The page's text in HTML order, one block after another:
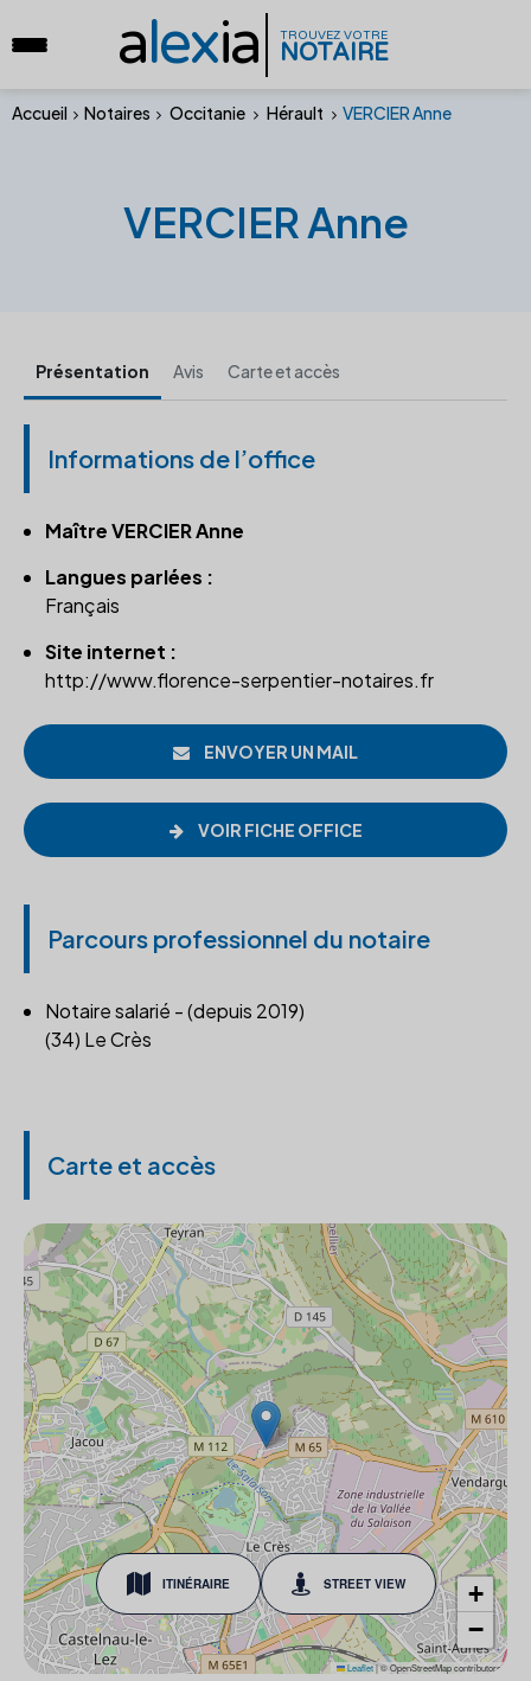
alexia TROUVEZ VOTRE
NOTAIRE
Accueil Notaires Occitanie Hérault VERCIER Anne
VERCIER Anne
Présentation Avis Carte et accès
Informations de l’office
Maître VERCIER Anne
Langues parlées :
Français
Site internet :
http://www.florence-serpentier-notaires.fr
ENVOYER UN MAIL
VOIR FICHE OFFICE
Parcours professionnel du notaire
Notaire salarié - (depuis 2019)
(34) Le Crès
Carte et accès
ITINÉRAIRE STREET VIEW
+
−
Leaflet|© OpenStreetMap contributors